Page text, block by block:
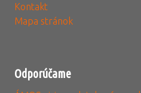
Kontakt
Mapa stránok
Odporúčame